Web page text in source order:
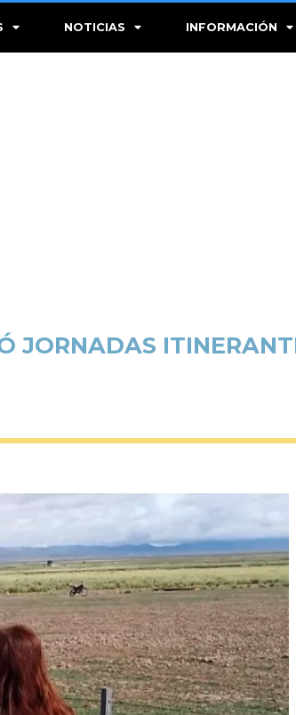
NOTICIAS INFORMACIÓN
JORNADAS